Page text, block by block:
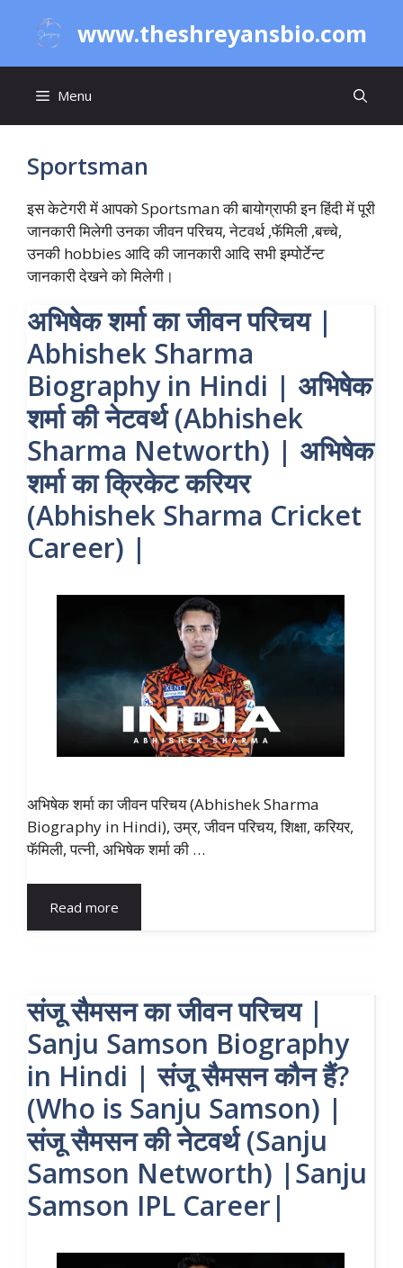
content
www.theshreyansbio.com
Menu
Sportsman
इस केटेगरी में आपको Sportsman की बायोग्राफी इन हिंदी में पूरी
जानकारी मिलेगी उनका जीवन परिचय, नेटवर्थ ,फॅमिली ,बच्चे,
उनकी hobbies आदि की जानकारी आदि सभी इम्पोर्टेन्ट
जानकारी देखने को मिलेगी।
अभिषेक शर्मा का जीवन परिचय |
Abhishek Sharma
Biography in Hindi | अभिषेक
शर्मा की नेटवर्थ (Abhishek
Sharma Networth) | अभिषेक
शर्मा का क्रिकेट करियर
(Abhishek Sharma Cricket
Career) |
अभिषेक शर्मा का जीवन परिचय (Abhishek Sharma
Biography in Hindi), उम्र, जीवन परिचय, शिक्षा, करियर,
फॅमिली, पत्नी, अभिषेक शर्मा की …
Read more
संजू सैमसन का जीवन परिचय |
Sanju Samson Biography
in Hindi | संजू सैमसन कौन हैं?
(Who is Sanju Samson) |
संजू सैमसन की नेटवर्थ (Sanju
Samson Networth) |Sanju
Samson IPL Career|